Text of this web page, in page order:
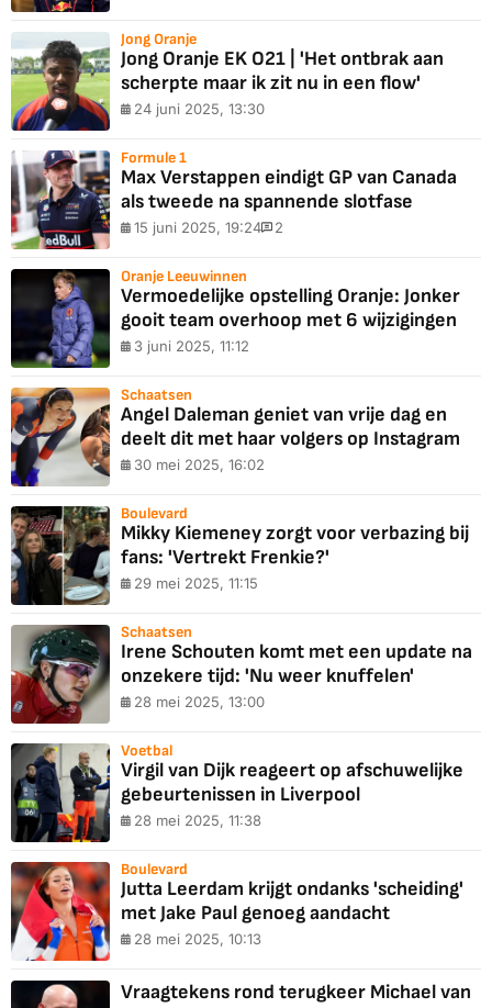
Jong Oranje
Jong Oranje EK O21 | 'Het ontbrak aan
scherpte maar ik zit nu in een flow'
24 juni 2025, 13:30
Formule 1
Max Verstappen eindigt GP van Canada
als tweede na spannende slotfase
15 juni 2025, 19:24 2
Oranje Leeuwinnen
Vermoedelijke opstelling Oranje: Jonker
gooit team overhoop met 6 wijzigingen
3 juni 2025, 11:12
Schaatsen
Angel Daleman geniet van vrije dag en
deelt dit met haar volgers op Instagram
30 mei 2025, 16:02
Boulevard
Mikky Kiemeney zorgt voor verbazing bij
fans: 'Vertrekt Frenkie?'
29 mei 2025, 11:15
Schaatsen
Irene Schouten komt met een update na
onzekere tijd: 'Nu weer knuffelen'
28 mei 2025, 13:00
Voetbal
Virgil van Dijk reageert op afschuwelijke
gebeurtenissen in Liverpool
28 mei 2025, 11:38
Boulevard
Jutta Leerdam krijgt ondanks 'scheiding'
met Jake Paul genoeg aandacht
28 mei 2025, 10:13
Vraagtekens rond terugkeer Michael van